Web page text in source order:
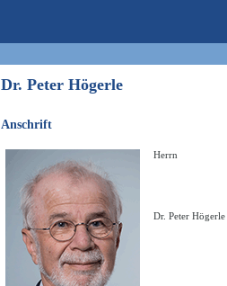
Dr. Peter Högerle
Anschrift
Herrn
Dr. Peter Högerle